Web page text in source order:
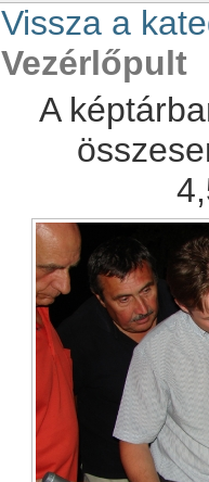
Vissza a
Vezérlőpult
A